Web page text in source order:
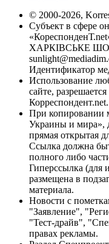
© 2000-2026,
Субъект в сфере
ХАРКІВСЬКЕ
Идентификатор
Использование
сайте,
Корреспондент.net.
При копировании
Украины и мира»,
прямая открытая
Ссылка должна
полного либо
Гиперссылка (для
размещена в
материала.
Новости с
"Заявление",
"Тест-драйв",
правах рекламы.